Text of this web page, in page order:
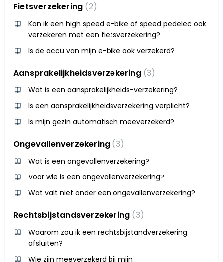
Fietsverzekering 2
Kan ik een high speed e-bike of speed pedelec ook
verzekeren met een fietsverzekering?
Is de accu van mijn e-bike ook verzekerd?
Aansprakelijkheidsverzekering 3
Wat is een aansprakelijkheids-verzekering?
Is een aansprakelijkheidsverzekering verplicht?
Is mijn gezin automatisch meeverzekerd?
Ongevallenverzekering 3
Wat is een ongevallenverzekering?
Voor wie is een ongevallenverzekering?
Wat valt niet onder een ongevallenverzekering?
Rechtsbijstandsverzekering‌ 3
Waarom zou ik een rechtsbijstandverzekering
afsluiten?
Wie zijn meeverzekerd bij mijn